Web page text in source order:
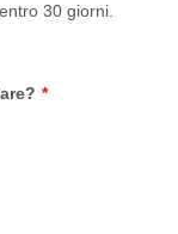
30 giorni.
*